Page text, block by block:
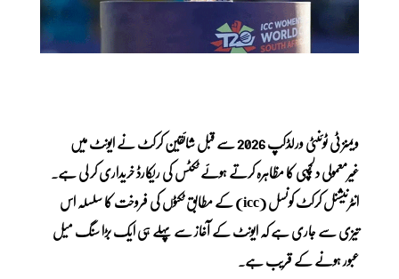
ویمنز ٹی ٹوئنٹی ورلڈکپ 2026 سے قبل شائقین کرکٹ نے ایونٹ میں
غیرمعمولی دلچسپی کا مظاہرہ کرتے ہوئے ٹکٹس کی ریکارڈ خریداری کر لی ہے۔
انٹرنیشنل کرکٹ کونسل (icc) کے مطابق ٹکٹوں کی فروخت کا سلسلہ اس
تیزی سے جاری ہے کہ ایونٹ کے آغاز سے پہلے ہی ایک بڑا سنگ میل
عبور ہونے کے قریب ہے۔